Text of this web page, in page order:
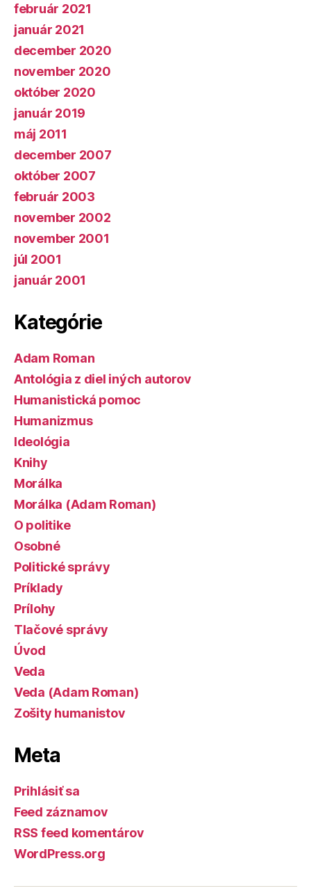
február 2021
január 2021
december 2020
november 2020
október 2020
január 2019
máj 2011
december 2007
október 2007
február 2003
november 2002
november 2001
júl 2001
január 2001
Kategórie
Adam Roman
Antológia z diel iných autorov
Humanistická pomoc
Humanizmus
Ideológia
Knihy
Morálka
Morálka (Adam Roman)
O politike
Osobné
Politické správy
Príklady
Prílohy
Tlačové správy
Úvod
Veda
Veda (Adam Roman)
Zošity humanistov
Meta
Prihlásiť sa
Feed záznamov
RSS feed komentárov
WordPress.org